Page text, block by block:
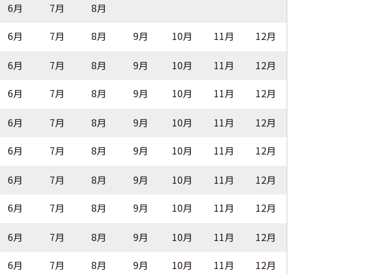
6月 7月 8月
6月 7月 8月 9月 10月 11月 12月
6月 7月 8月 9月 10月 11月 12月
6月 7月 8月 9月 10月 11月 12月
6月 7月 8月 9月 10月 11月 12月
6月 7月 8月 9月 10月 11月 12月
6月 7月 8月 9月 10月 11月 12月
6月 7月 8月 9月 10月 11月 12月
6月 7月 8月 9月 10月 11月 12月
6月 7月 8月 9月 10月 11月 12月